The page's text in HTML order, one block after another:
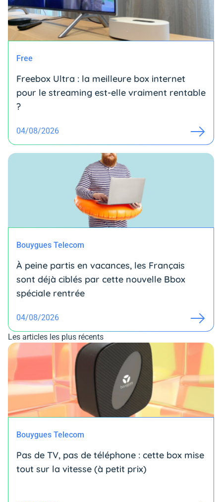
Free
Freebox Ultra : la meilleure box internet
pour le streaming est-elle vraiment rentable
?
04/08/2026
Bouygues Telecom
À peine partis en vacances, les Français
sont déjà ciblés par cette nouvelle Bbox
spéciale rentrée
04/08/2026
Les articles les plus récents
Bouygues Telecom
Pas de TV, pas de téléphone : cette box mise
tout sur la vitesse (à petit prix)